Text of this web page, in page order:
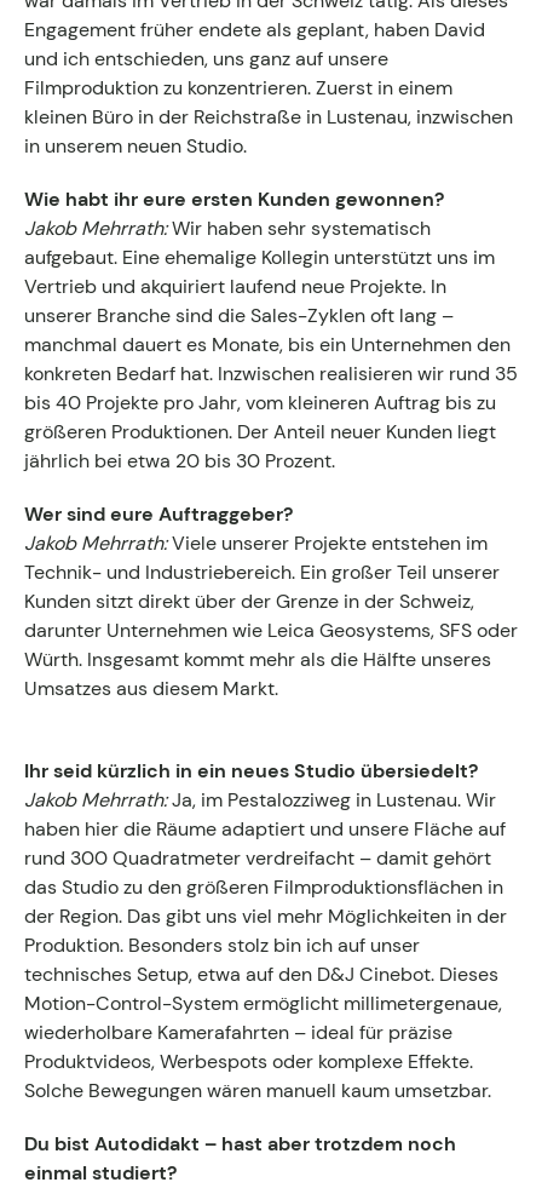
Engagement früher endete als geplant, haben David
und ich entschieden, uns ganz auf unsere
Filmproduktion zu konzentrieren. Zuerst in einem
kleinen Büro in der Reichstraße in Lustenau, inzwischen
in unserem neuen Studio.
Wie habt ihr eure ersten Kunden gewonnen?
Jakob Mehrrath:Wir haben sehr systematisch
aufgebaut. Eine ehemalige Kollegin unterstützt uns im
Vertrieb und akquiriert laufend neue Projekte. In
unserer Branche sind die Sales-Zyklen oft lang –
manchmal dauert es Monate, bis ein Unternehmen den
konkreten Bedarf hat. Inzwischen realisieren wir rund 35
bis 40 Projekte pro Jahr, vom kleineren Auftrag bis zu
größeren Produktionen. Der Anteil neuer Kunden liegt
jährlich bei etwa 20 bis 30 Prozent.
Wer sind eure Auftraggeber?
Jakob Mehrrath:Viele unserer Projekte entstehen im
Technik- und Industriebereich. Ein großer Teil unserer
Kunden sitzt direkt über der Grenze in der Schweiz,
darunter Unternehmen wie Leica Geosystems, SFS oder
Würth. Insgesamt kommt mehr als die Hälfte unseres
Umsatzes aus diesem Markt.
Ihr seid kürzlich in ein neues Studio übersiedelt?
Jakob Mehrrath:Ja, im Pestalozziweg in Lustenau. Wir
haben hier die Räume adaptiert und unsere Fläche auf
rund 300 Quadratmeter verdreifacht – damit gehört
das Studio zu den größeren Filmproduktionsflächen in
der Region. Das gibt uns viel mehr Möglichkeiten in der
Produktion. Besonders stolz bin ich auf unser
technisches Setup, etwa auf den D&J Cinebot. Dieses
Motion-Control-System ermöglicht millimetergenaue,
wiederholbare Kamerafahrten – ideal für präzise
Produktvideos, Werbespots oder komplexe Effekte.
Solche Bewegungen wären manuell kaum umsetzbar.
Du bist Autodidakt – hast aber trotzdem noch
einmal studiert?